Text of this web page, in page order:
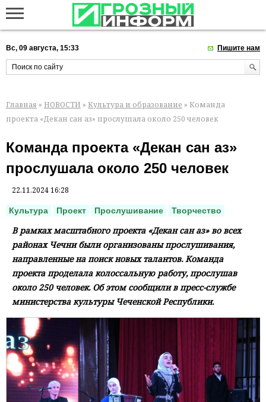
Вс, 09 августа, 15:33 Пишите нам
Главная » НОВОСТИ » Культура и образование » Команда
проекта «Декан сан аз» прослушала около 250 человек
Команда проекта «Декан сан аз»
прослушала около 250 человек
22.11.2024 16:28
Культура Проект Прослушивание Творчество
В рамках масштабного проекта «Декан сан аз» во всех
районах Чечни были организованы прослушивания,
направленные на поиск новых талантов. Команда
проекта проделала колоссальную работу, прослушав
около 250 человек. Об этом сообщили в пресс-службе
министерства культуры Чеченской Республики.